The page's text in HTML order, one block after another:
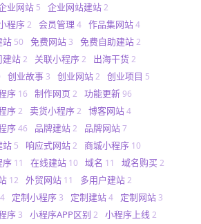
业网站 5 企业网站建站2
程序2 会员管理 4 作品集网站4
站 50 免费网站 3 免费自助建站2
建站2 关联小程序2 出海干货2
创业故事 3 创业网站2 创业项目 5
序 16 制作网页 2 功能更新96
序2 卖货小程序2 博客网站4
序46 品牌建站2 品牌网站7
站 5 响应式网站2 商城小程序 10
序 11 在线建站 10 域名 11 域名购买2
12 外贸网站 11 多用户建站2
4 定制小程序 3 定制建站4 定制网站 3
序 3 小程序APP区别 2 小程序上线 2